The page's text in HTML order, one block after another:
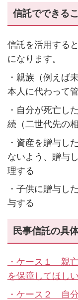
信託でできる
信託を活用する
になります。
・親族（例えば
本人に代わって
・自分が死亡し
続（二世代先の
・資産を贈与し
ないよう、贈与
理する
・子供に贈与し
与する
民事信託の具
・ケース１ 親
を保障してほしい
・ケース２ 自